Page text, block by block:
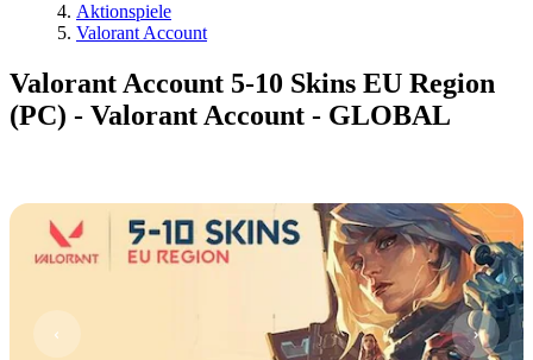
Aktionspiele
Valorant Account
Valorant Account 5-10 Skins EU Region
(PC) - Valorant Account - GLOBAL